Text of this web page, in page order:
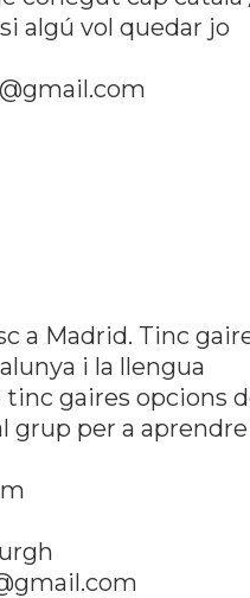
algú vol quedar jo
a Madrid. Tinc
i la llengua
tinc gaires opcions
grup per a aprendre